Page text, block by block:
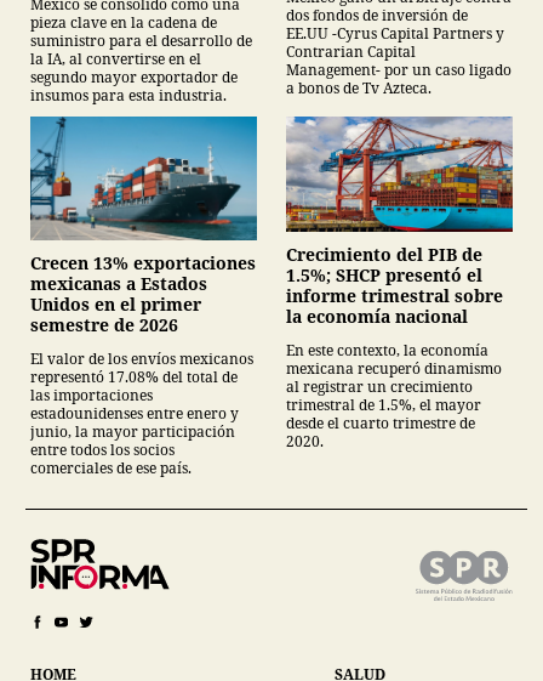
México se consolidó como una
pieza clave en la cadena de
suministro para el desarrollo de
la IA, al convertirse en el
segundo mayor exportador de
insumos para esta industria.
dos fondos de inversión de
EE.UU -Cyrus Capital Partners y
Contrarian Capital
Management- por un caso ligado
a bonos de Tv Azteca.
Crecen 13% exportaciones
mexicanas a Estados
Unidos en el primer
semestre de 2026
El valor de los envíos mexicanos
representó 17.08% del total de
las importaciones
estadounidenses entre enero y
junio, la mayor participación
entre todos los socios
comerciales de ese país.
Crecimiento del PIB de
1.5%; SHCP presentó el
informe trimestral sobre
la economía nacional
En este contexto, la economía
mexicana recuperó dinamismo
al registrar un crecimiento
trimestral de 1.5%, el mayor
desde el cuarto trimestre de
2020.
HOME SALUD